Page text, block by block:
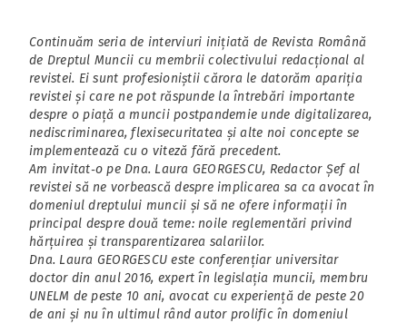
Continuăm seria de interviuri inițiată de Revista Română
de Dreptul Muncii cu membrii colectivului redacțional al
revistei. Ei sunt profesioniștii cărora le datorăm apariția
revistei și care ne pot răspunde la întrebări importante
despre o piață a muncii postpandemie unde digitalizarea,
nediscriminarea, flexisecuritatea și alte noi concepte se
implementează cu o viteză fără precedent.
Am invitat‑o pe Dna. Laura GEORGESCU, Redactor Șef al
revistei să ne vorbească despre implicarea sa ca avocat în
domeniul dreptului muncii și să ne ofere informații în
principal despre două teme: noile reglementări privind
hărțuirea și transparentizarea salariilor.
Dna. Laura GEORGESCU este conferențiar universitar
doctor din anul 2016, expert în legislația muncii, membru
UNELM de peste 10 ani, avocat cu experiență de peste 20
de ani și nu în ultimul rând autor prolific în domeniul